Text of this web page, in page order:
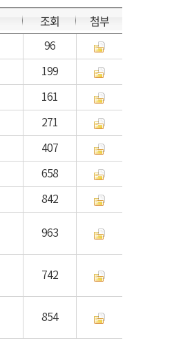
조회 첨부
96
199
161
271
407
658
842
963
742
854